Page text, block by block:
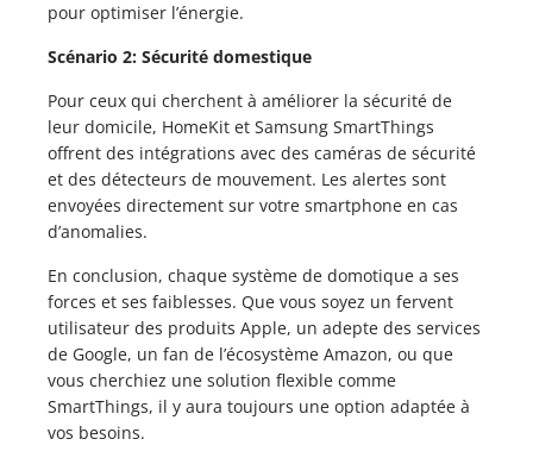
pour optimiser l’énergie.
Scénario 2: Sécurité domestique
Pour ceux qui cherchent à améliorer la sécurité de
leur domicile, HomeKit et Samsung SmartThings
offrent des intégrations avec des caméras de sécurité
et des détecteurs de mouvement. Les alertes sont
envoyées directement sur votre smartphone en cas
d’anomalies.
En conclusion, chaque système de domotique a ses
forces et ses faiblesses. Que vous soyez un fervent
utilisateur des produits Apple, un adepte des services
de Google, un fan de l’écosystème Amazon, ou que
vous cherchiez une solution flexible comme
SmartThings, il y aura toujours une option adaptée à
vos besoins.